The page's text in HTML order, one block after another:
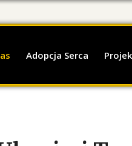
Adopcja Serca